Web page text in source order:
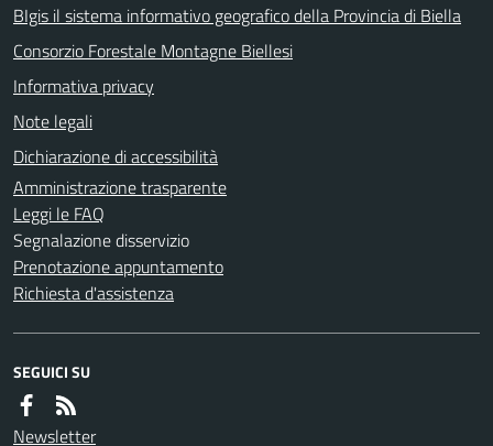
BIgis il sistema informativo geografico della Provincia di Biella
Consorzio Forestale Montagne Biellesi
Informativa privacy
Note legali
Dichiarazione di accessibilità
Amministrazione trasparente
Leggi le FAQ
Segnalazione disservizio
Prenotazione appuntamento
Richiesta d'assistenza
SEGUICI SU
Newsletter